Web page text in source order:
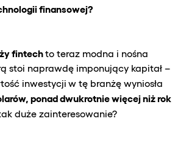
finansowej?
fintechto teraz modna i nośna
stoi naprawdę imponujący kapitał –
inwestycji w tę branżę wyniosła
ponad dwukrotnie więcej niż rok
duże zainteresowanie?